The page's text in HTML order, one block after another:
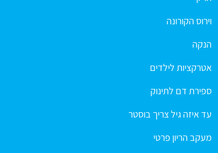
וירוס הקורונה
הנקה
אטרקציות לילדים
ספירת דם לתינוק
עד איזה גיל צריך בוסטר
מעקב הריון פרטי